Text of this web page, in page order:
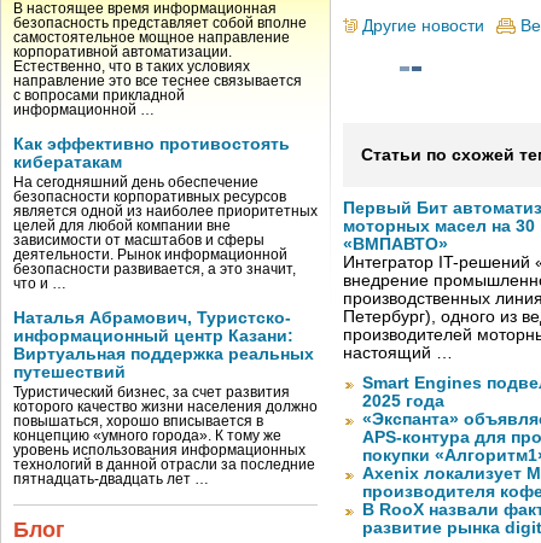
В настоящее время информационная
безопасность представляет собой вполне
самостоятельное мощное направление
корпоративной автоматизации.
Естественно, что в таких условиях
направление это все теснее связывается
с вопросами прикладной
информационной …
Как эффективно противостоять
кибератакам
На сегодняшний день обеспечение
безопасности корпоративных ресурсов
является одной из наиболее приоритетных
целей для любой компании вне
зависимости от масштабов и сферы
деятельности. Рынок информационной
безопасности развивается, а это значит,
что и …
Наталья Абрамович, Туристско-
информационный центр Казани:
Виртуальная поддержка реальных
путешествий
Туристический бизнес, за счет развития
которого качество жизни населения должно
повышаться, хорошо вписывается в
концепцию «умного города». К тому же
уровень использования информационных
технологий в данной отрасли за последние
пятнадцать-двадцать лет …
Блог
Другие новости
Статьи по схожей
Первый Бит
моторных масел на
«ВМПАВТО»
Интегратор IT-
внедрение
производственных
Петербург), одного из
производителей
настоящий …
Smart Engines
2025 года
«Экспанта»
APS-контура для
покупки
Axenix локализует
производителя
В RooX назвали
развитие рынка